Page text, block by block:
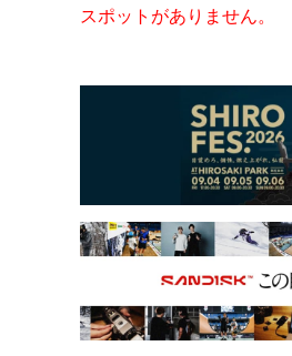
スポットがありません。